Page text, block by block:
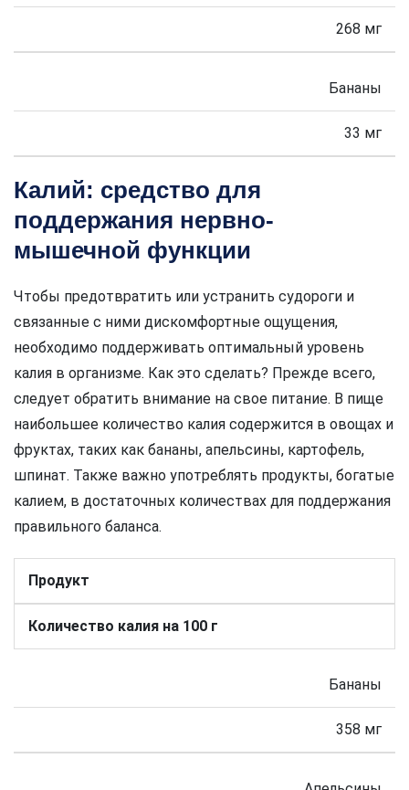
268 мг
Бананы
33 мг
Калий: средство для
поддержания нервно-
мышечной функции
Чтобы предотвратить или устранить судороги и
связанные с ними дискомфортные ощущения,
необходимо поддерживать оптимальный уровень
калия в организме. Как это сделать? Прежде всего,
следует обратить внимание на свое питание. В пище
наибольшее количество калия содержится в овощах и
фруктах, таких как бананы, апельсины, картофель,
шпинат. Также важно употреблять продукты, богатые
калием, в достаточных количествах для поддержания
правильного баланса.
Продукт
Количество калия на 100 г
Бананы
358 мг